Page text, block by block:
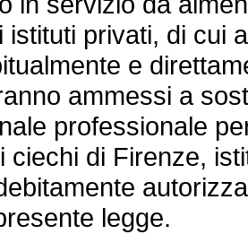
istituti privati, di cui
e
ammessi a
professionale
ciechi di Firenze,
legge.